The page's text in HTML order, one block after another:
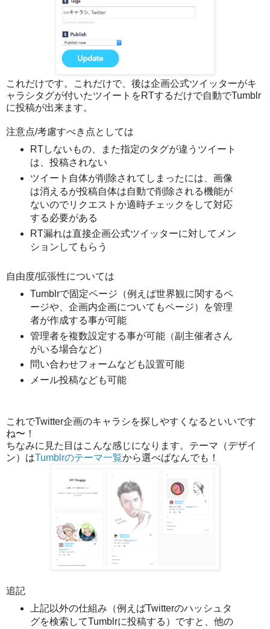
これだけです。これだけで、後は企画公式ツイッターがキ
ャラシタグが付いたツイートをRTするだけで自動でTumblr
に投稿が出来ます。
注意点/考慮すべき点としては
RTしないもの、また指定のタグが違うツイート
は、投稿されない
ツイート自体が削除されてしまったには、画像
は消えるが投稿自体は自動で削除される機能が
ないのでリクエストか適時チェックをして対応
する必要がある
RT漏れは直接企画公式ツイッターに対してメン
ションしてもらう
自由度/拡張性については
Tumblrで固定ページ（例えば世界観に関するペ
ージや、企画内企画についてもページ）を管理
者が作成する事が可能
管理者を複数設定する事が可能（副主催者さん
がいる場合など）
問い合わせフォームなども設置可能
メール投稿なども可能
これでTwitter企画のキャラシを探しやすくなるといいです
ね〜！
ちなみに見た目はこんな感じになります。テーマ（デザイ
ン）はTumblrのテーマ一覧から選べばなんでも！
追記
上記以外の仕組み（例えばTwitterのハッシュタ
グを検索してTumblrに投稿する）ですと、他の